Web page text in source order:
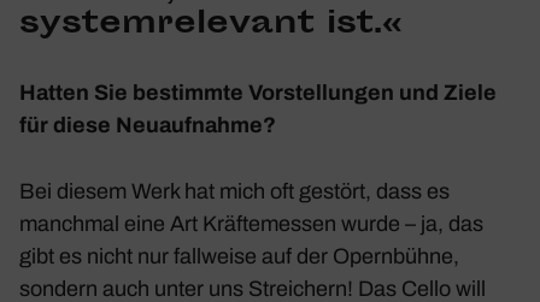
system­re­le­vant ist.«
Hatten Sie bestimmte Vorstel­lungen und Ziele
für diese Neuauf­nahme?
Bei diesem Werk hat mich oft gestört, dass es
manchmal eine Art Kräf­te­messen wurde – ja, das
gibt es nicht nur fall­weise auf der Opern­bühne,
sondern auch unter uns Strei­chern! Das Cello will